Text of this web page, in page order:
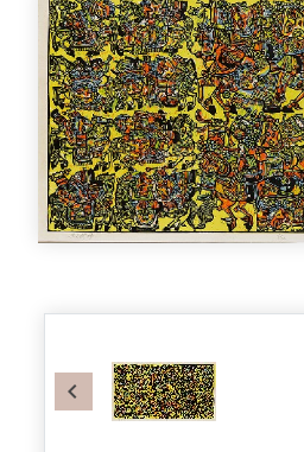
Previous